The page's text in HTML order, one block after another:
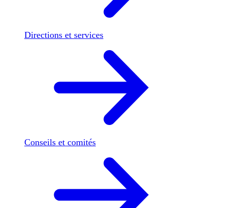
Directions et services
Conseils et comités